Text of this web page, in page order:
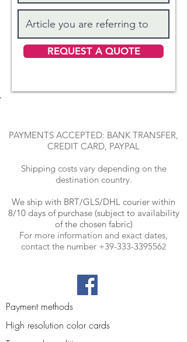
MATRIMONIALE SUPER MAXI: sopra
cm 280 x 300 + sotto 200 x 210 alto 40
+ due federe cm 50x80
REQUEST A QUOTE
PAYMENTS ACCEPTED: BANK TRANSFER,
CREDIT CARD, PAYPAL
Shipping costs vary depending on the
destination country.
We ship with BRT/GLS/DHL courier within
8/10 days of purchase (subject to availability
of the chosen fabric)
For more information and exact dates,
contact the number +39-333-3395562
Payment methods
High resolution color cards